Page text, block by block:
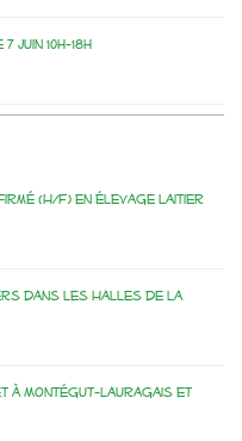
juin 10h-18h
(H/F) en élevage laitier
dans les Halles de la
à Montégut-Lauragais et